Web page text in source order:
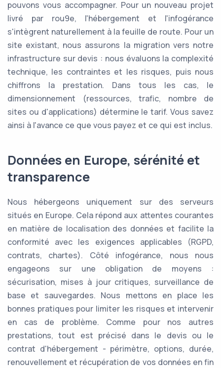
pouvons vous accompagner. Pour un nouveau projet
livré par rou9e, l'hébergement et l'infogérance
s'intègrent naturellement à la feuille de route. Pour un
site existant, nous assurons la migration vers notre
infrastructure sur devis : nous évaluons la complexité
technique, les contraintes et les risques, puis nous
chiffrons la prestation. Dans tous les cas, le
dimensionnement (ressources, trafic, nombre de
sites ou d'applications) détermine le tarif. Vous savez
ainsi à l'avance ce que vous payez et ce qui est inclus.
Données en Europe, sérénité et
transparence
Nous hébergeons uniquement sur des serveurs
situés en Europe. Cela répond aux attentes courantes
en matière de localisation des données et facilite la
conformité avec les exigences applicables (RGPD,
contrats, chartes). Côté infogérance, nous nous
engageons sur une obligation de moyens :
sécurisation, mises à jour critiques, surveillance de
base et sauvegardes. Nous mettons en place les
bonnes pratiques pour limiter les risques et intervenir
en cas de problème. Comme pour nos autres
prestations, tout est précisé dans le devis ou le
contrat d'hébergement - périmètre, options, durée,
renouvellement et récupération de vos données en fin